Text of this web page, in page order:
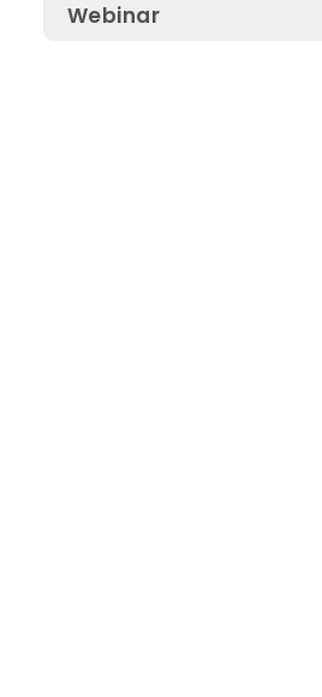
SSG Safety Conference
Webinar